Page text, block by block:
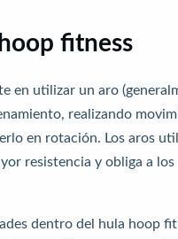
fitness
en utilizar un aro
realizando
en rotación. Los aros
resistencia y obliga a
dentro del hula hoop